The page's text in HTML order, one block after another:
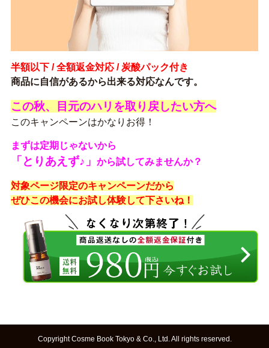
半額以下 / 全額返金対応 / 炭酸パック付き
商品に自信があるから出来る対応なんです。
この秋、目元のハリを取り戻したい方へ
このキャンペーンはかなりお得！
まずは定期じゃないから
「とりあえず♪」 から試してみませんか？
対象ページ限定のキャンペーンだから
ぜひこの機会にお試し体験して下さいね！
Copyright Cosme Book Tokyo & Co., Ltd. All rights reserved.